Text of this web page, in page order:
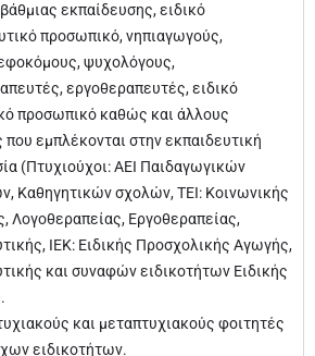
εκπαίδευσης, ειδικό
προσωπικό, νηπιαγωγούς,
ψυχολόγους,
εργοθεραπευτές, ειδικό
προσωπικό καθώς και άλλους
που εμπλέκονται στην εκπαιδευτική
(Πτυχιούχοι: ΑΕΙ Παιδαγωγικών
Καθηγητικών σχολών, ΤΕΙ: Κοινωνικής
Λογοθεραπείας, Εργοθεραπείας,
ΙΕΚ: Ειδικής Προσχολικής Αγωγής,
και συναφών ειδικοτήτων Ειδικής
και μεταπτυχιακούς φοιτητές
ειδικοτήτων.